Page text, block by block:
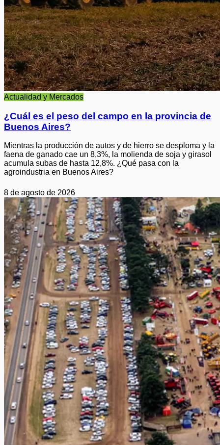
Actualidad y Mercados
¿Cuál es el peso del campo en la provincia de
Buenos Aires?
Mientras la producción de autos y de hierro se desploma y la
faena de ganado cae un 8,3%, la molienda de soja y girasol
acumula subas de hasta 12,8%. ¿Qué pasa con la
agroindustria en Buenos Aires?
8 de agosto de 2026